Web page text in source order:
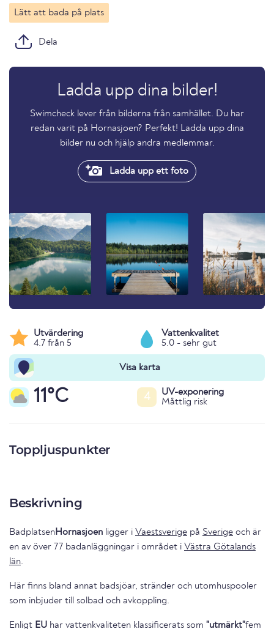
Lätt att bada på plats
Dela
Ladda upp dina bilder!
Swimcheck lever från bilderna från samhället. Du har
redan varit på Hornasjoen? Perfekt! Ladda upp dina
bilder nu och hjälp andra medlemmar.
Ladda upp ett foto
Utvärdering
4.7 från 5
Vattenkvalitet
5.0 - sehr gut
Visa karta
11°C 4
UV-exponering
Måttlig risk
Toppljuspunkter
Beskrivning
BadplatsenHornasjoen ligger i Vaestsverige på Sverige och är
en av över 77 badanläggningar i området i Västra Götalands
län.
Här finns bland annat badsjöar, stränder och utomhuspooler
som inbjuder till solbad och avkoppling.
Enligt EU har vattenkvaliteten klassificerats som "utmärkt"fem